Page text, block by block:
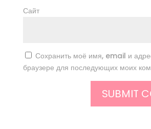
Сайт
Сохранить моё имя, email и
браузере для последующих моих